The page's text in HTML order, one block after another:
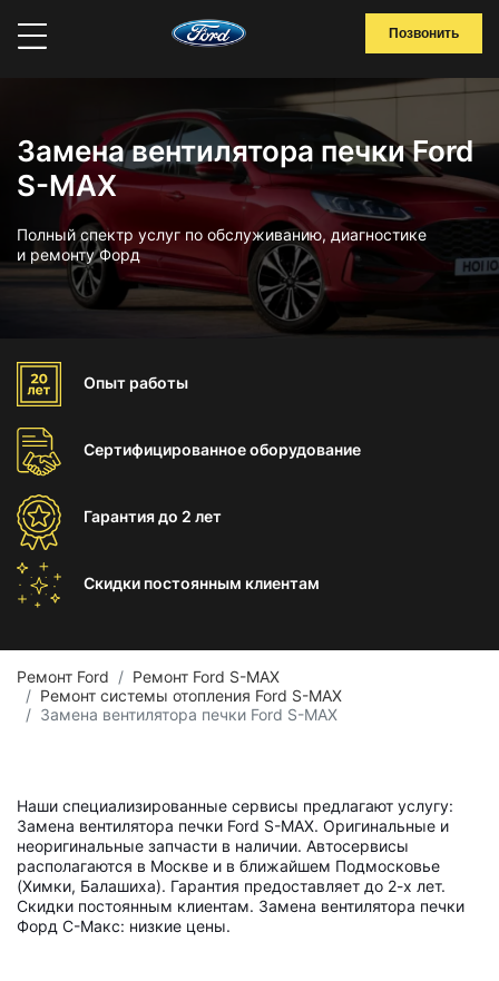
Позвонить
Замена вентилятора печки Ford
S-MAX
Полный спектр услуг по обслуживанию, диагностике
и ремонту Форд
Опыт работы
Сертифицированноеоборудование
Гарантиядо 2 лет
Скидки постоянным клиентам
Ремонт Ford
Ремонт Ford S-MAX
Ремонт системы отопления Ford S-MAX
Замена вентилятора печки Ford S-MAX
Наши специализированные сервисы предлагают услугу:
Замена вентилятора печки Ford S-MAX. Оригинальные и
неоригинальные запчасти в наличии. Автосервисы
располагаются в Москве и в ближайшем Подмосковье
(Химки, Балашиха). Гарантия предоставляет до 2-х лет.
Скидки постоянным клиентам. Замена вентилятора печки
Форд С-Макс: низкие цены.